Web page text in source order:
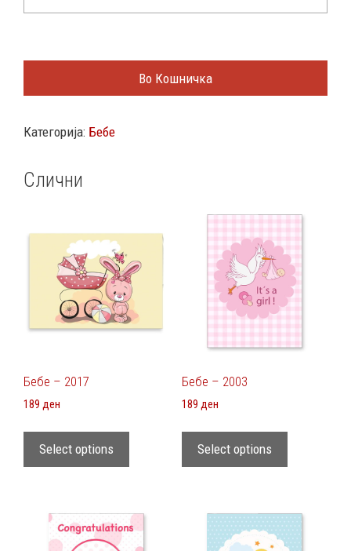
Во Кошничка
Категорија: Бебе
Слични
Бебе – 2017
189 ден
Select options
Бебе – 2003
189 ден
Select options